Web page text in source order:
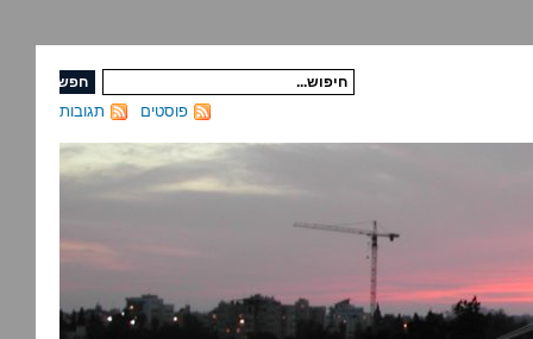
תגובות פוסטים